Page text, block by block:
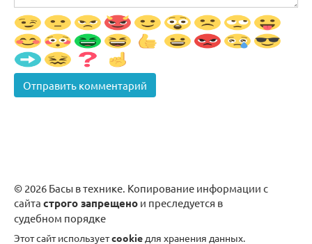
© 2026 Басы в технике. Копирование информации с
сайта строго запрещено и преследуется в
судебном порядке
Этот сайт используетcookie для хранения данных.